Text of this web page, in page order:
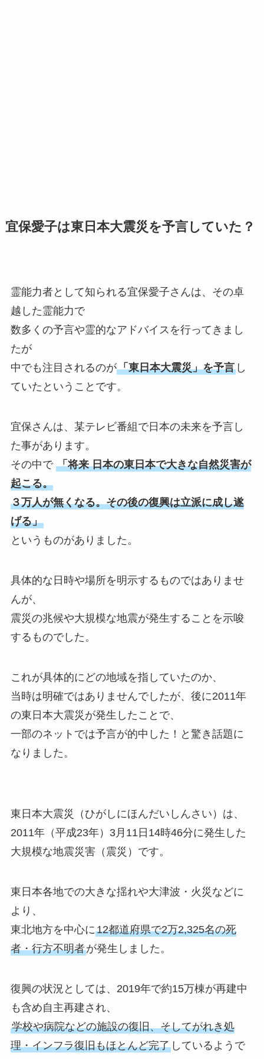
宜保愛子は東日本大震災を予言していた？
霊能力者として知られる宜保愛子さんは、その卓
越した霊能力で
数多くの予言や霊的なアドバイスを行ってきまし
たが
中でも注目されるのが「東日本大震災」を予言し
ていたということです。
宜保さんは、某テレビ番組で日本の未来を予言し
た事があります。
その中で 「将来 日本の東日本で大きな自然災害が
起こる。
３万人が無くなる。その後の復興は立派に成し遂
げる」
というものがありました。
具体的な日時や場所を明示するものではありませ
んが、
震災の兆候や大規模な地震が発生することを示唆
するものでした。
これが具体的にどの地域を指していたのか、
当時は明確ではありませんでしたが、後に2011年
の東日本大震災が発生したことで、
一部のネットでは予言が的中した！と驚き話題に
なりました。
東日本大震災（ひがしにほんだいしんさい）は、
2011年（平成23年）3月11日14時46分に発生した
大規模な地震災害（震災）です。
東日本各地での大きな揺れや大津波・火災などに
より、
東北地方を中心に12都道府県で2万2,325名の死
者・行方不明者が発生しました。
復興の状況としては、2019年で約15万棟が再建中
も含め自主再建され、
学校や病院などの施設の復旧、そしてがれき処
理・インフラ復旧もほとんど完了しているようで